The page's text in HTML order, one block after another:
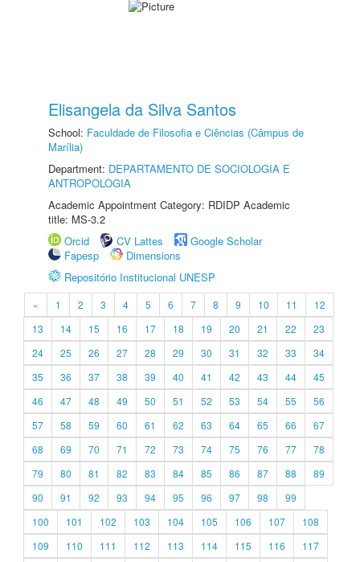
Elisangela da Silva Santos
School: Faculdade de Filosofia e Ciências (Câmpus de
Marília)
Department: DEPARTAMENTO DE SOCIOLOGIA E
ANTROPOLOGIA
Academic Appointment Category: RDIDP Academic
title: MS-3.2
Orcid
CV Lattes
Google Scholar
Fapesp
Dimensions
Repositório Institucional UNESP
« 1 2 3 4 5 6 7 8 9 10 11
12
13
14 15 16 17 18 19 20 21 22
23
24
25 26 27 28 29 30 31 32 33
34
35
36 37 38 39 40 41 42 43 44
45
46
47 48 49 50 51 52 53 54 55
56
57
58 59 60 61 62 63 64 65 66
67
68
69 70 71 72 73 74 75 76 77
78
79
80 81 82 83 84 85 86 87 88
89
90
91 92 93 94 95 96 97 98
99
100
101 102 103 104 105 106 107
108
109
110 111 112 113 114 115 116
117